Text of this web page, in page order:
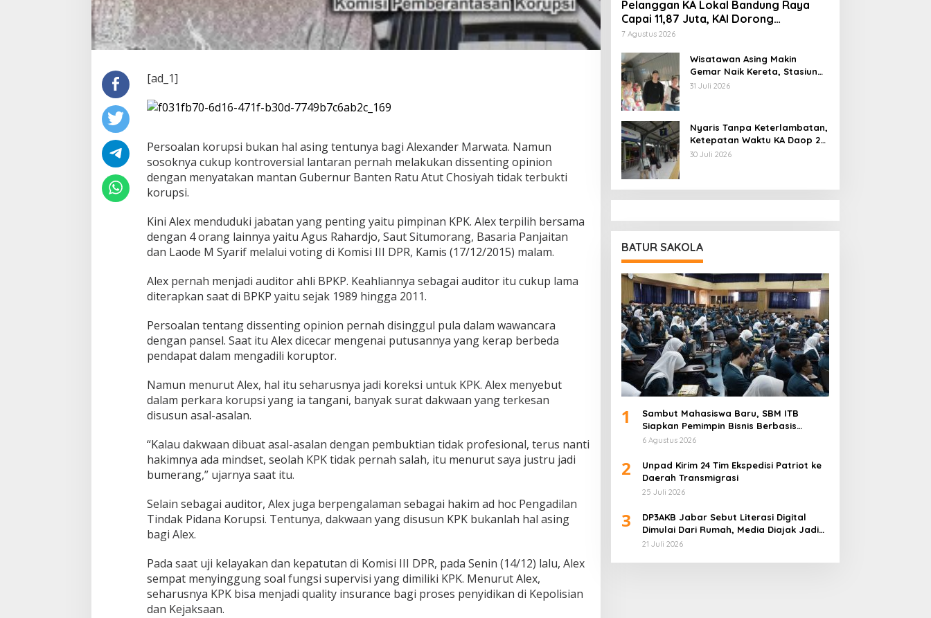
[ad_1]
Persoalan korupsi bukan hal asing tentunya bagi Alexander Marwata. Namun
sosoknya cukup kontroversial lantaran pernah melakukan dissenting opinion
dengan menyatakan mantan Gubernur Banten Ratu Atut Chosiyah tidak terbukti
korupsi.
Kini Alex menduduki jabatan yang penting yaitu pimpinan KPK. Alex terpilih bersama
dengan 4 orang lainnya yaitu Agus Rahardjo, Saut Situmorang, Basaria Panjaitan
dan Laode M Syarif melalui voting di Komisi III DPR, Kamis (17/12/2015) malam.
Alex pernah menjadi auditor ahli BPKP. Keahliannya sebagai auditor itu cukup lama
diterapkan saat di BPKP yaitu sejak 1989 hingga 2011.
Persoalan tentang dissenting opinion pernah disinggul pula dalam wawancara
dengan pansel. Saat itu Alex dicecar mengenai putusannya yang kerap berbeda
pendapat dalam mengadili koruptor.
Namun menurut Alex, hal itu seharusnya jadi koreksi untuk KPK. Alex menyebut
dalam perkara korupsi yang ia tangani, banyak surat dakwaan yang terkesan
disusun asal-asalan.
“Kalau dakwaan dibuat asal-asalan dengan pembuktian tidak profesional, terus nanti
hakimnya ada mindset, seolah KPK tidak pernah salah, itu menurut saya justru jadi
bumerang,” ujarnya saat itu.
Selain sebagai auditor, Alex juga berpengalaman sebagai hakim ad hoc Pengadilan
Tindak Pidana Korupsi. Tentunya, dakwaan yang disusun KPK bukanlah hal asing
bagi Alex.
Pada saat uji kelayakan dan kepatutan di Komisi III DPR, pada Senin (14/12) lalu, Alex
sempat menyinggung soal fungsi supervisi yang dimiliki KPK. Menurut Alex,
seharusnya KPK bisa menjadi quality insurance bagi proses penyidikan di Kepolisian
dan Kejaksaan.
Pelanggan KA Lokal Bandung Raya
Capai 11,87 Juta, KAI Dorong
Pengembangan Infrastruktur Berbasis
7 Agustus 2026
Wisatawan Asing Makin
Gemar Naik Kereta, Stasiun
Bandung Jadi Gerbang
31 Juli 2026
Nyaris Tanpa Keterlambatan,
Ketepatan Waktu KA Daop 2
Bandung Tembus 99,85
30 Juli 2026
BATUR SAKOLA
1
Sambut Mahasiswa Baru, SBM ITB
Siapkan Pemimpin Bisnis Berbasis
Inovasi
6 Agustus 2026
2
Unpad Kirim 24 Tim Ekspedisi Patriot ke
Daerah Transmigrasi
25 Juli 2026
3
DP3AKB Jabar Sebut Literasi Digital
Dimulai Dari Rumah, Media Diajak Jadi
Mitra Keluarga
21 Juli 2026